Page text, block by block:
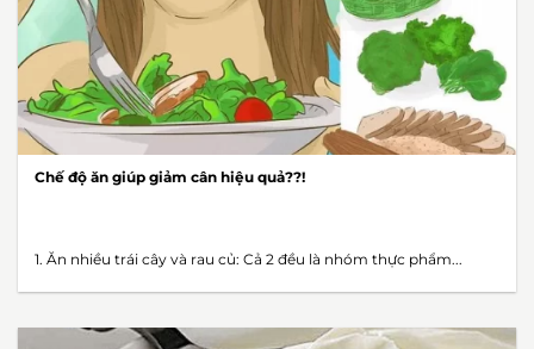
Chế độ ăn giúp giảm cân hiệu quả??!
1. Ăn nhiều trái cây và rau củ: Cả 2 đều là nhóm thực phẩm...